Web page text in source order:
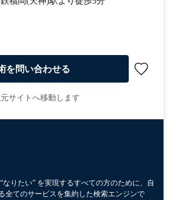
を問い合わせる
サイトへ移動します
りたい” を実現するすべての方のために、自
全てのサービスを集約した検索エンジンで